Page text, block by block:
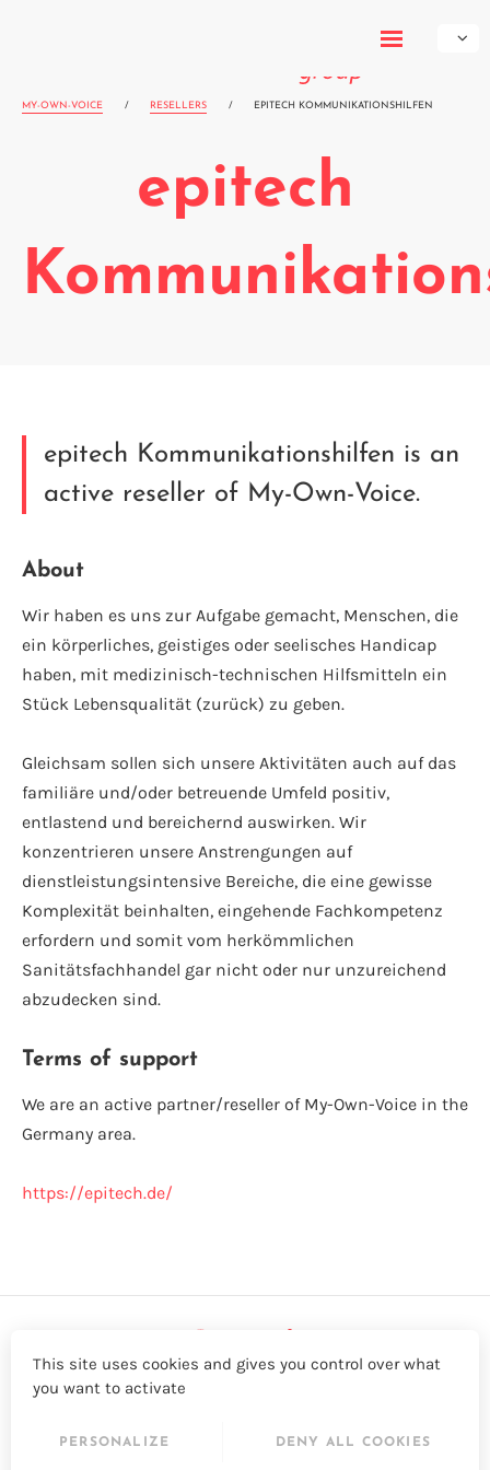
MY-OWN-VOICE / RESELLERS / EPITECH KOMMUNIKATIONSHILFEN
epitech
epitech Kommunikationshilfen is an
active reseller of My-Own-Voice.
About
Wir haben es uns zur Aufgabe gemacht, Menschen, die
ein körperliches, geistiges oder seelisches Handicap
haben, mit medizinisch-technischen Hilfsmitteln ein
Stück Lebensqualität (zurück) zu geben.
Gleichsam sollen sich unsere Aktivitäten auch auf das
familiäre und/oder betreuende Umfeld positiv,
entlastend und bereichernd auswirken. Wir
konzentrieren unsere Anstrengungen auf
dienstleistungsintensive Bereiche, die eine gewisse
Komplexität beinhalten, eingehende Fachkompetenz
erfordern und somit vom herkömmlichen
Sanitätsfachhandel gar nicht oder nur unzureichend
abzudecken sind.
Terms of support
We are an active partner/reseller of My-Own-Voice in the
Germany area.
https://epitech.de/
This site uses cookies and gives you control over what
you want to activate
PERSONALIZE DENY ALL COOKIES